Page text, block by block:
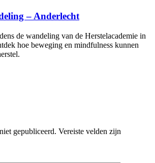
– Anderlecht
de wandeling van de Herstelacademie in
hoe beweging en mindfulness kunnen
gepubliceerd. Vereiste velden zijn